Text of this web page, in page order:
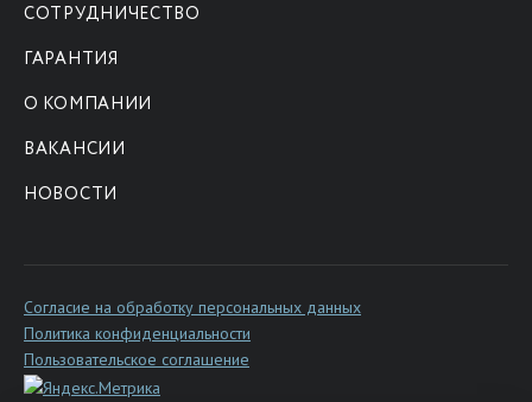
СОТРУДНИЧЕСТВО
ГАРАНТИЯ
О КОМПАНИИ
ВАКАНСИИ
НОВОСТИ
Согласие на обработку персональных данных
Политика конфиденциальности
Пользовательское соглашение